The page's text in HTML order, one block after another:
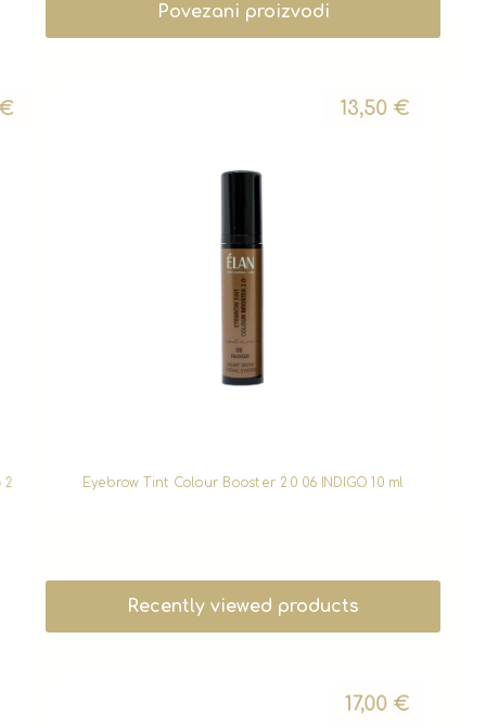
Povezani proizvodi
2
€
Eyebrow Tint Colour Booster 2.0 06 INDIGO 10 ml
13,50 €
Recently viewed products
17,00 €